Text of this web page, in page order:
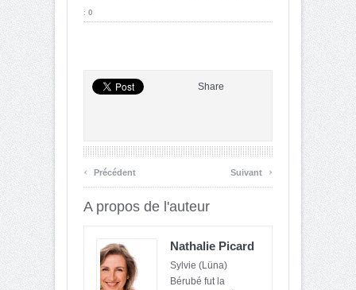
: 0
Share
‹ Précédent Suivant ›
A propos de l'auteur
Nathalie Picard
Sylvie (Lüna)
Bérubé fut la